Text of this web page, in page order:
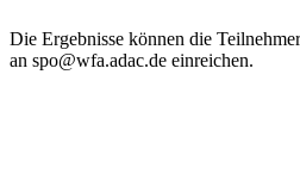
Die Ergebnisse können die
an spo@wfa.adac.de einreichen.